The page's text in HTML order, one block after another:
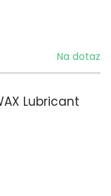
Na dotaz
Lubricant